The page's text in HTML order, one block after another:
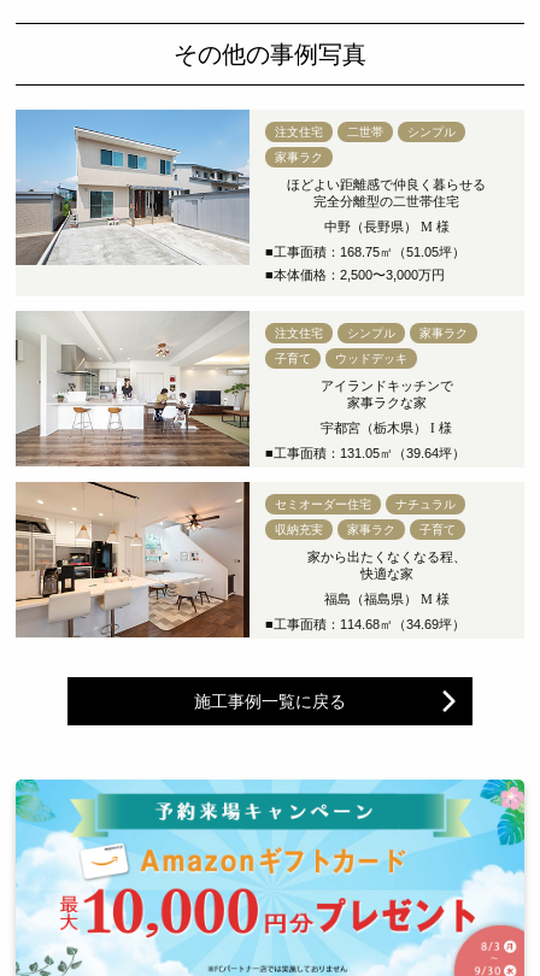
その他の事例写真
注文住宅 二世帯
シンプル
家事ラク
ほどよい距離感で仲良く暮らせる
完全分離型の二世帯住宅
中野（長野県） M 様
■工事面積：168.75㎡（51.05坪）
■本体価格：2,500〜3,000万円
注文住宅 シンプル
家事ラク
子育て
ウッドデッキ
アイランドキッチンで
家事ラクな家
宇都宮（栃木県） I 様
■工事面積：131.05㎡（39.64坪）
セミオーダー住宅
ナチュラル
収納充実
家事ラク 子育て
家から出たくなくなる程、
快適な家
福島（福島県） M 様
■工事面積：114.68㎡（34.69坪）
施工事例一覧に戻る